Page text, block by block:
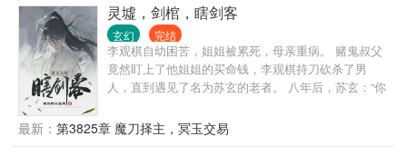
灵墟，剑棺，瞎剑客
玄幻 完结
李观棋自幼困苦，姐姐被累死，母亲重病。 赌鬼叔父
竟然盯上了他姐姐的买命钱，李观棋持刀砍杀了男
人，直到遇见了名为苏玄的老者。 八年后，苏玄：“你
秘剑匣，苏玄却管这剑匣叫剑棺。 少年不解。“去
哪？” 老者微微一笑，嘴里却说道：“爱哪去哪去，老
最新： 第3825章 魔刀择主，冥玉交易